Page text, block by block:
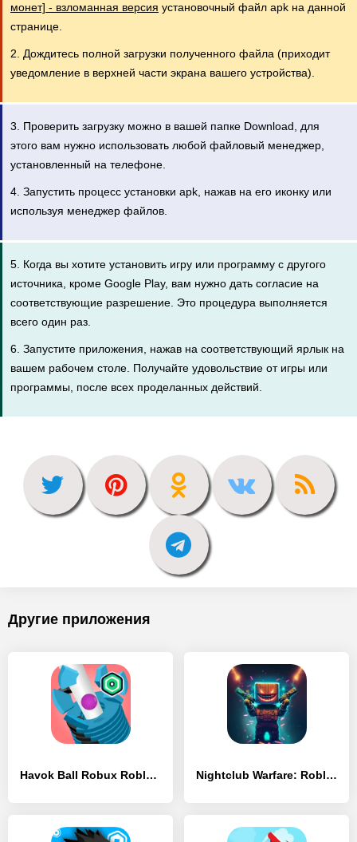
монет] - взломанная версия установочный файл apk на данной
странице.
2. Дождитесь полной загрузки полученного файла (приходит
уведомление в верхней части экрана вашего устройства).
3. Проверить загрузку можно в вашей папке Download, для
этого вам нужно использовать любой файловый менеджер,
установленный на телефоне.
4. Запустить процесс установки apk, нажав на его иконку или
используя менеджер файлов.
5. Когда вы хотите установить игру или программу с другого
источника, кроме Google Play, вам нужно дать согласие на
соответствующие разрешение. Это процедура выполняется
всего один раз.
6. Запустите приложения, нажав на соответствующий ярлык на
вашем рабочем столе. Получайте удовольствие от игры или
программы, после всех проделанных действий.
Другие приложения
Havok Ball Robux Roblominer - [MOD Много денег] Nightclub Warfare: Roblominer - [MOD Много денег]